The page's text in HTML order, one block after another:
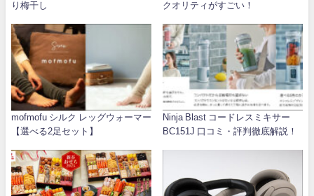
り梅干し
クオリティがすごい！
mofmofu シルク レッグウォーマー
【選べる2足セット】
Ninja Blast コードレスミキサー
BC151J 口コミ・評判徹底解説！